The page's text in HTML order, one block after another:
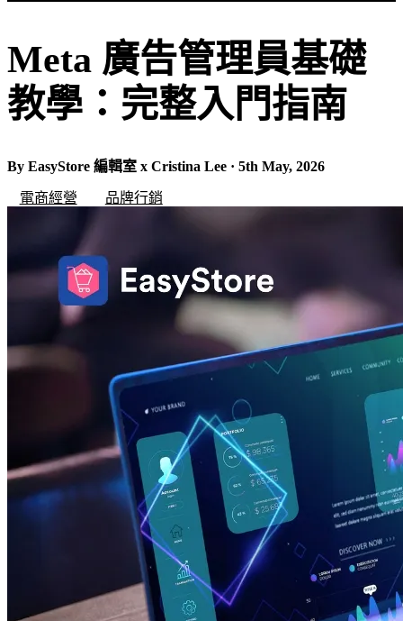
Meta 廣告管理員基礎
教學：完整入門指南
By EasyStore 編輯室 x Cristina Lee · 5th May, 2026
電商經營 品牌行銷